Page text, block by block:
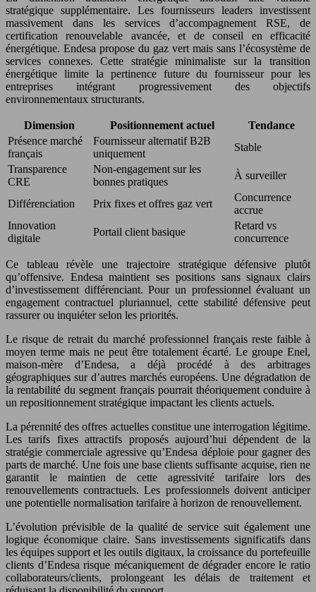
stratégique supplémentaire. Les fournisseurs leaders investissent
massivement dans les services d’accompagnement RSE, de
certification renouvelable avancée, et de conseil en efficacité
énergétique. Endesa propose du gaz vert mais sans l’écosystème de
services connexes. Cette stratégie minimaliste sur la transition
énergétique limite la pertinence future du fournisseur pour les
entreprises intégrant progressivement des objectifs
environnementaux structurants.
Dimension Positionnement actuel
Tendance
Présence marché
français
Fournisseur alternatif B2B
uniquement
Stable
Transparence
CRE
Non-engagement sur les
bonnes pratiques
À surveiller
Différenciation Prix fixes et offres gaz vert
Concurrence
accrue
Innovation
digitale
Portail client basique
Retard vs
concurrence
Ce tableau révèle une trajectoire stratégique défensive plutôt
qu’offensive. Endesa maintient ses positions sans signaux clairs
d’investissement différenciant. Pour un professionnel évaluant un
engagement contractuel pluriannuel, cette stabilité défensive peut
rassurer ou inquiéter selon les priorités.
Le risque de retrait du marché professionnel français reste faible à
moyen terme mais ne peut être totalement écarté. Le groupe Enel,
maison-mère d’Endesa, a déjà procédé à des arbitrages
géographiques sur d’autres marchés européens. Une dégradation de
la rentabilité du segment français pourrait théoriquement conduire à
un repositionnement stratégique impactant les clients actuels.
La pérennité des offres actuelles constitue une interrogation légitime.
Les tarifs fixes attractifs proposés aujourd’hui dépendent de la
stratégie commerciale agressive qu’Endesa déploie pour gagner des
parts de marché. Une fois une base clients suffisante acquise, rien ne
garantit le maintien de cette agressivité tarifaire lors des
renouvellements contractuels. Les professionnels doivent anticiper
une potentielle normalisation tarifaire à horizon de renouvellement.
L’évolution prévisible de la qualité de service suit également une
logique économique claire. Sans investissements significatifs dans
les équipes support et les outils digitaux, la croissance du portefeuille
clients d’Endesa risque mécaniquement de dégrader encore le ratio
collaborateurs/clients, prolongeant les délais de traitement et